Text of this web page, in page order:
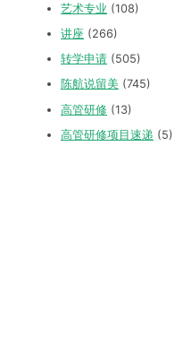
艺术专业 (108)
讲座 (266)
转学申请 (505)
陈航说留美 (745)
高管研修 (13)
高管研修项目速递 (5)